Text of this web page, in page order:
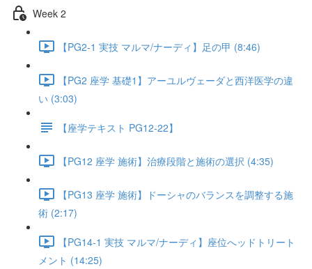
Week 2
【PG2-1 実技 マルマ/ナーディ】足の甲 (8:46)
【PG2 座学 基礎1】アーユルヴェーダと西洋医学の違
い (3:03)
【座学テキスト PG12-22】
【PG12 座学 施術】治療段階と施術の選択 (4:35)
【PG13 座学 施術】ドーシャのバランスを調整する施
術 (2:17)
【PG14-1 実技 マルマ/ナーディ】座位へッドトリート
メント (14:25)